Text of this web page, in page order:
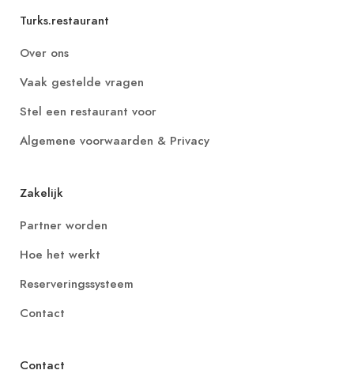
Turks.restaurant
Over ons
Vaak gestelde vragen
Stel een restaurant voor
Algemene voorwaarden & Privacy
Zakelijk
Partner worden
Hoe het werkt
Reserveringssysteem
Contact
Contact